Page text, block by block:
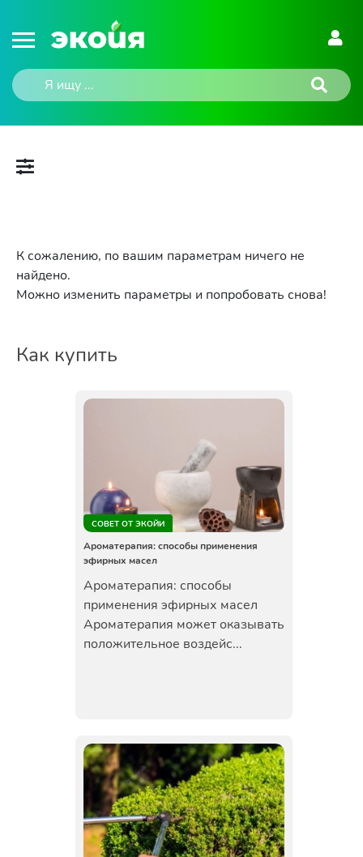
К сожалению, по вашим параметрам ничего не
найдено.
Можно изменить параметры и попробовать снова!
Как купить
СОВЕТ ОТ ЭКОЙИ
Ароматерапия: способы применения
эфирных масел
Ароматерапия: способы
применения эфирных масел
Ароматерапия может оказывать
положительное воздейс...